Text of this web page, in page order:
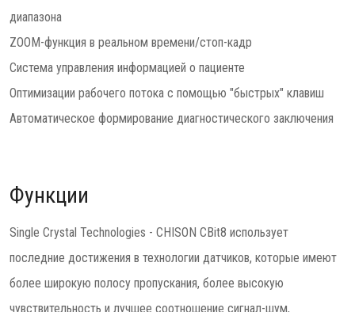
диапазона
ZOOM-функция в реальном времени/стоп-кадр
Система управления информацией о пациенте
Оптимизации рабочего потока с помощью "быстрых" клавиш
Автоматическое формирование диагностического заключения
Функции
Single Crystal Technologies - CHISON CBit8 использует
последние достижения в технологии датчиков, которые имеют
более широкую полосу пропускания, более высокую
чувствительность и лучшее соотношение сигнал-шум,